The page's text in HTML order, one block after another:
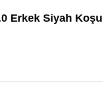
Erkek Siyah Koşu